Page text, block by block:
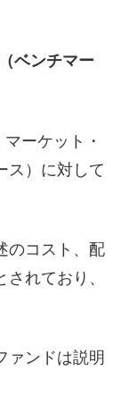
（ベンチマー
ーケット・
ス）に対して
のコスト、配
れており、
ァンドは説明